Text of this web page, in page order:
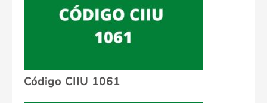
Código CIIU 1061